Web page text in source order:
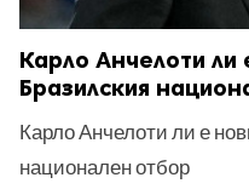
Карло Анчелоти ли
Бразилския
Карло Анчелоти ли е
национален отбор